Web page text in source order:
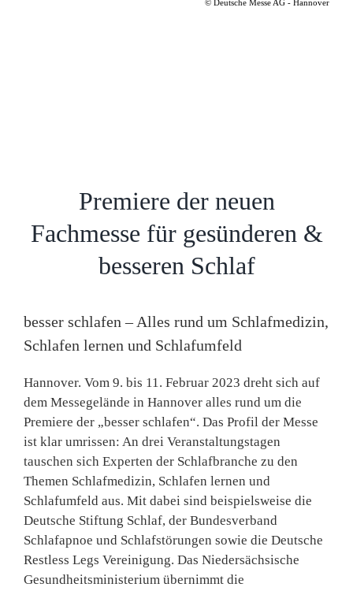
© Deutsche Messe AG - Hannover
Premiere der neuen
Fachmesse für gesünderen &
besseren Schlaf
besser schlafen – Alles rund um Schlafmedizin,
Schlafen lernen und Schlafumfeld
Hannover. Vom 9. bis 11. Februar 2023 dreht sich auf
dem Messegelände in Hannover alles rund um die
Premiere der „besser schlafen“. Das Profil der Messe
ist klar umrissen: An drei Veranstaltungstagen
tauschen sich Experten der Schlafbranche zu den
Themen Schlafmedizin, Schlafen lernen und
Schlafumfeld aus. Mit dabei sind beispielsweise die
Deutsche Stiftung Schlaf, der Bundesverband
Schlafapnoe und Schlafstörungen sowie die Deutsche
Restless Legs Vereinigung. Das Niedersächsische
Gesundheitsministerium übernimmt die